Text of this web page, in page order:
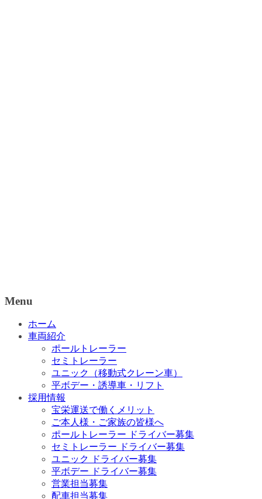
Menu
ホーム
車両紹介
ポールトレーラー
セミトレーラー
ユニック（移動式クレーン車）
平ボデー・誘導車・リフト
採用情報
宝栄運送で働くメリット
ご本人様・ご家族の皆様へ
ポールトレーラー ドライバー募集
セミトレーラー ドライバー募集
ユニック ドライバー募集
平ボデー ドライバー募集
営業担当募集
配車担当募集